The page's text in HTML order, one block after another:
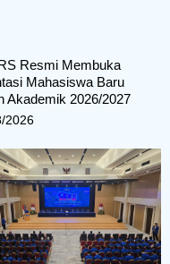
Resmi Membuka
Mahasiswa Baru
Akademik 2026/2027
2026